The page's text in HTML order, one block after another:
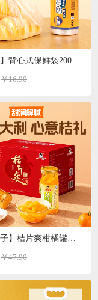
【库家】背心式保鲜袋200只 30*35cmKJ-1362
￥16.90
￥47.90